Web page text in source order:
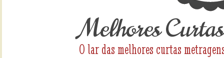
Melhores Curtas
O lar das melhores curtas